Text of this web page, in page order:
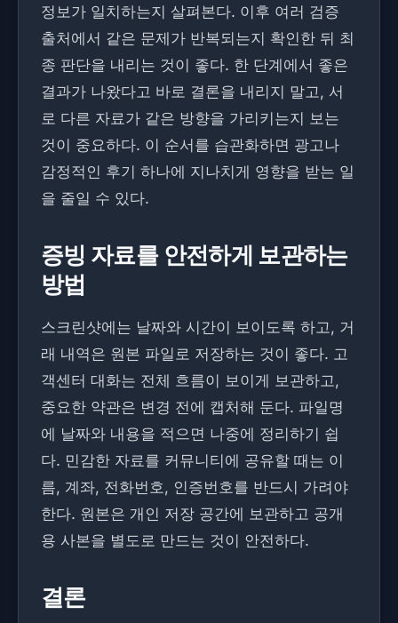
정보가 일치하는지 살펴본다. 이후 여러 검증
출처에서 같은 문제가 반복되는지 확인한 뒤 최
종 판단을 내리는 것이 좋다. 한 단계에서 좋은
결과가 나왔다고 바로 결론을 내리지 말고, 서
로 다른 자료가 같은 방향을 가리키는지 보는
것이 중요하다. 이 순서를 습관화하면 광고나
감정적인 후기 하나에 지나치게 영향을 받는 일
을 줄일 수 있다.
증빙 자료를 안전하게 보관하는
방법
스크린샷에는 날짜와 시간이 보이도록 하고, 거
래 내역은 원본 파일로 저장하는 것이 좋다. 고
객센터 대화는 전체 흐름이 보이게 보관하고,
중요한 약관은 변경 전에 캡처해 둔다. 파일명
에 날짜와 내용을 적으면 나중에 정리하기 쉽
다. 민감한 자료를 커뮤니티에 공유할 때는 이
름, 계좌, 전화번호, 인증번호를 반드시 가려야
한다. 원본은 개인 저장 공간에 보관하고 공개
용 사본을 별도로 만드는 것이 안전하다.
결론